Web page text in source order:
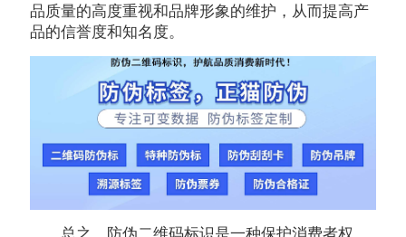
品质量的高度重视和品牌形象的维护，从而提高产
品的信誉度和知名度。